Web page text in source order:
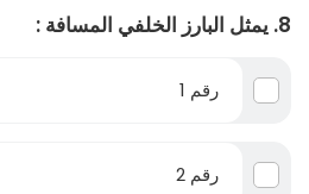
8. يمثل البارز الخلفي المسافة :
رقم 1
رقم 2